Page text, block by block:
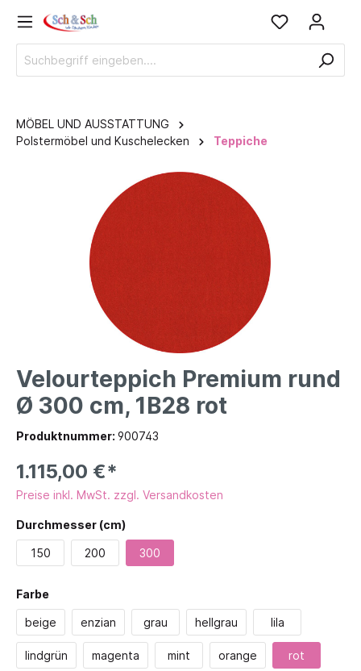
MÖBEL UND AUSSTATTUNG
Polstermöbel und Kuschelecken
Teppiche
Velourteppich Premium rund
Ø 300 cm, 1B28 rot
Produktnummer: 900743
1.115,00 €*
Preise inkl. MwSt. zzgl. Versandkosten
Durchmesser (cm)
150 200 300
Farbe
beige enzian grau hellgrau lila
lindgrün magenta mint orange rot